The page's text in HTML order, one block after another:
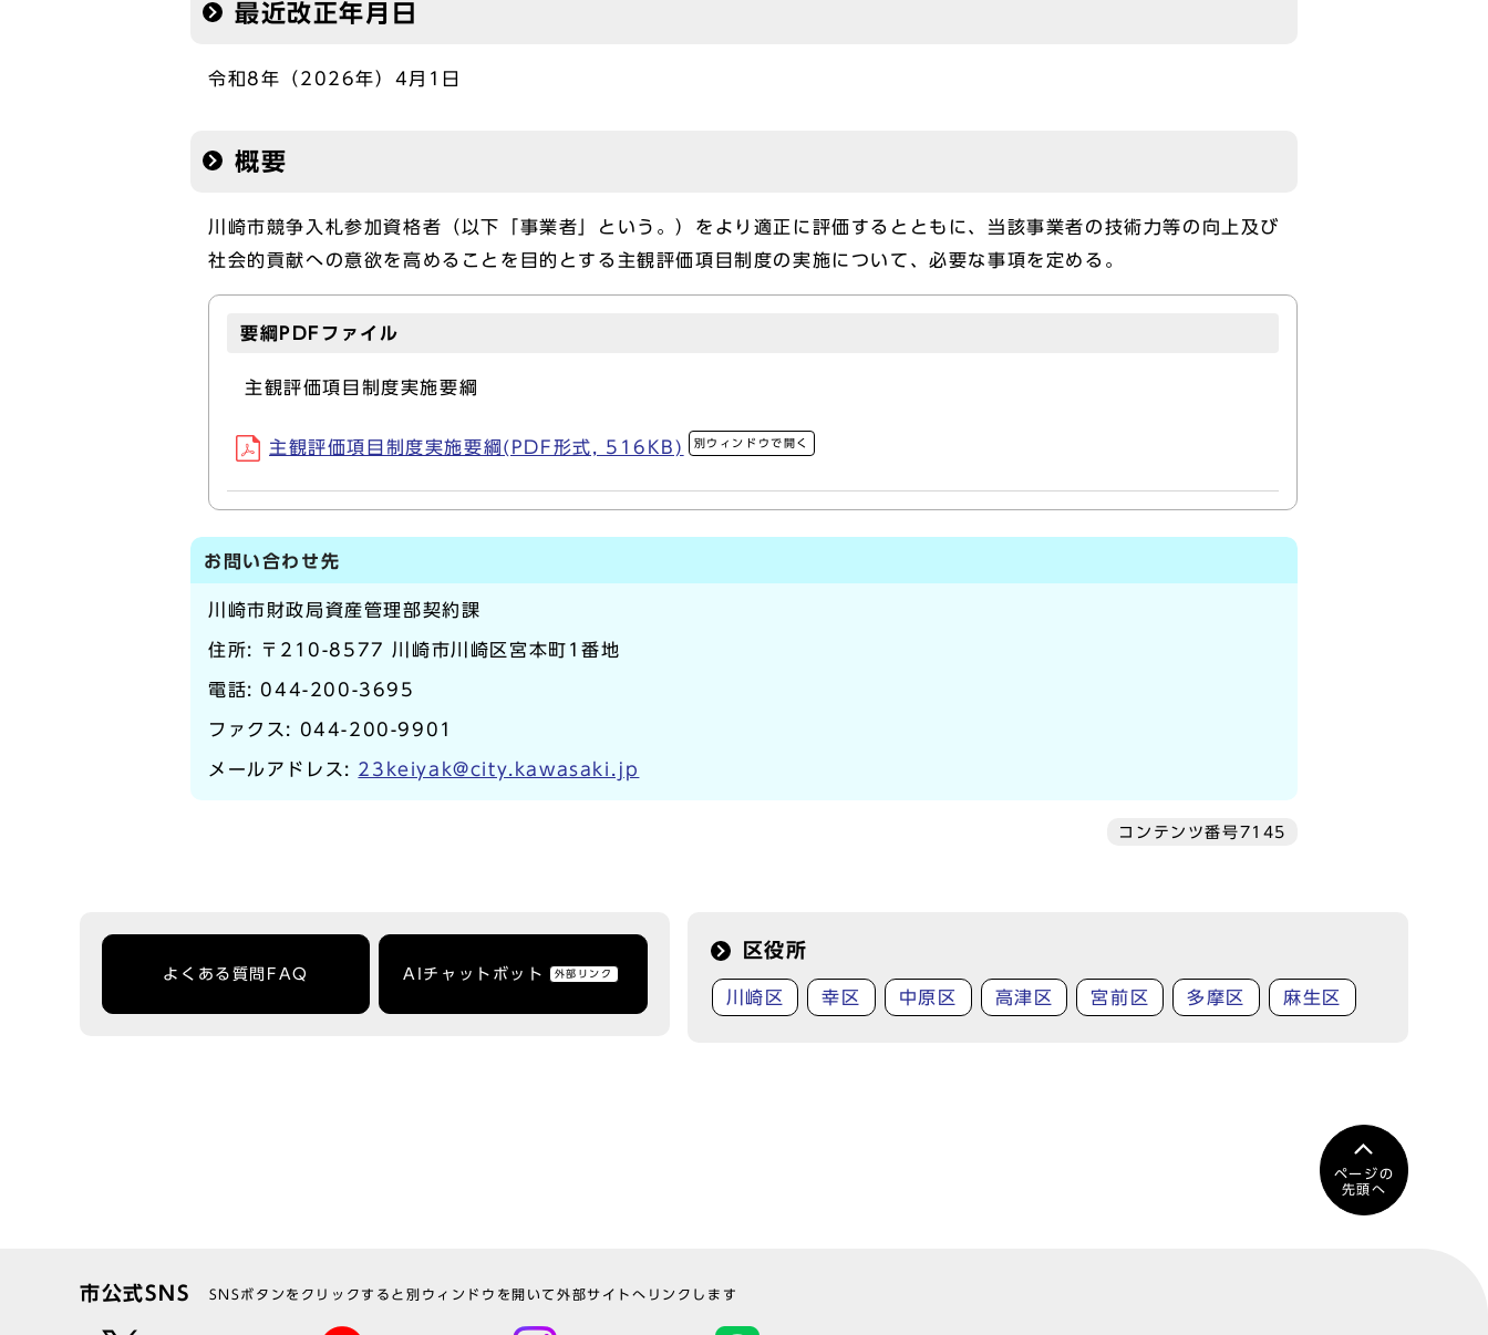
最近改正年月日
令和8年（2026年）4月1日
概要
川崎市競争入札参加資格者（以下「事業者」という。）をより適正に評価するとともに、当該事業者の技術力等の向上及び
社会的貢献への意欲を高めることを目的とする主観評価項目制度の実施について、必要な事項を定める。
要綱PDFファイル
主観評価項目制度実施要綱
主観評価項目制度実施要綱(PDF形式, 516KB) 別ウィンドウで開く
お問い合わせ先
川崎市財政局資産管理部契約課
住所: 〒210-8577 川崎市川崎区宮本町1番地
電話: 044-200-3695
ファクス: 044-200-9901
メールアドレス: 23keiyak@city.kawasaki.jp
コンテンツ番号7145
よくある質問FAQ AIチャットボット 外部リンク
区役所
川崎区 幸区 中原区 高津区 宮前区 多摩区 麻生区
ページの
先頭へ
市公式SNS SNSボタンをクリックすると別ウィンドウを開いて外部サイトへリンクします